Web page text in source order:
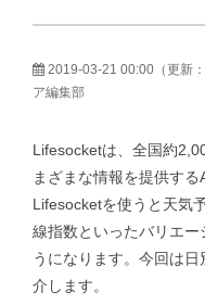
2019-03-21 00:00 （更新：
ア編集部
Lifesocketは、全国約
まざまな情報を提供する
Lifesocketを使うと天気
線指数といったバリエー
うになります。今回は
介します。